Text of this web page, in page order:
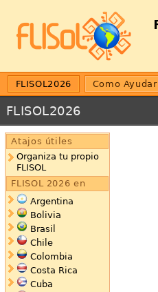
FLISOL2026 Como Ayudar
FLISOL2026
Atajos útiles
Organiza tu propio
FLISOL
FLISOL 2026 en
Argentina
Bolivia
Brasil
Chile
Colombia
Costa Rica
Cuba